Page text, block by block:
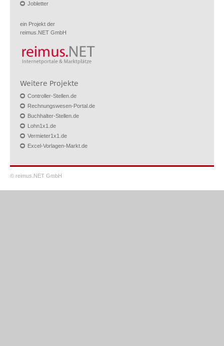
Jobletter
ein Projekt der
reimus.NET GmbH
Weitere Projekte
Controller-Stellen.de
Rechnungswesen-Portal.de
Buchhalter-Stellen.de
Lohn1x1.de
Vermieter1x1.de
Excel-Vorlagen-Markt.de
© reimus.NET GmbH